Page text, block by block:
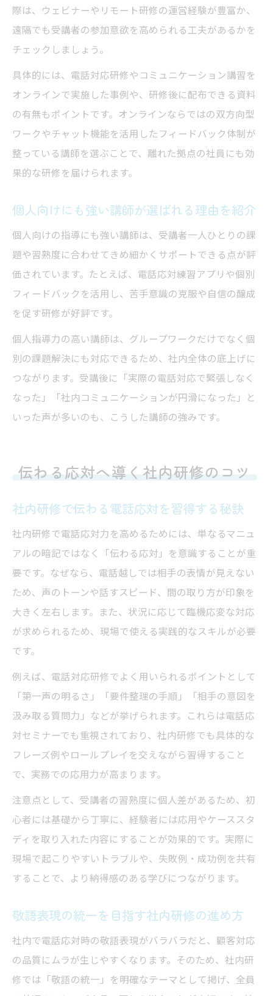
際は、ウェビナーやリモート研修の運営経験が豊富か、
遠隔でも受講者の参加意欲を高められる工夫があるかを
チェックしましょう。
具体的には、電話対応研修やコミュニケーション講習を
オンラインで実施した事例や、研修後に配布できる資料
の有無もポイントです。オンラインならではの双方向型
ワークやチャット機能を活用したフィードバック体制が
整っている講師を選ぶことで、離れた拠点の社員にも効
果的な研修を届けられます。
個人向けにも強い講師が選ばれる理由を紹介
個人向けの指導にも強い講師は、受講者一人ひとりの課
題や習熟度に合わせてきめ細かくサポートできる点が評
価されています。たとえば、電話応対練習アプリや個別
フィードバックを活用し、苦手意識の克服や自信の醸成
を促す研修が好評です。
個人指導力の高い講師は、グループワークだけでなく個
別の課題解決にも対応できるため、社内全体の底上げに
つながります。受講後に「実際の電話対応で緊張しなく
なった」「社内コミュニケーションが円滑になった」と
いった声が多いのも、こうした講師の強みです。
伝わる応対へ導く社内研修のコツ
社内研修で伝わる電話応対を習得する秘訣
社内研修で電話応対力を高めるためには、単なるマニュ
アルの暗記ではなく「伝わる応対」を意識することが重
要です。なぜなら、電話越しでは相手の表情が見えない
ため、声のトーンや話すスピード、間の取り方が印象を
大きく左右します。また、状況に応じて臨機応変な対応
が求められるため、現場で使える実践的なスキルが必要
です。
例えば、電話対応研修でよく用いられるポイントとして
「第一声の明るさ」「要件整理の手順」「相手の意図を
汲み取る質問力」などが挙げられます。これらは電話応
対セミナーでも重視されており、社内研修でも具体的な
フレーズ例やロールプレイを交えながら習得すること
で、実務での応用力が高まります。
注意点として、受講者の習熟度に個人差があるため、初
心者には基礎から丁寧に、経験者には応用やケーススタ
ディを取り入れた内容にすることが効果的です。実際に
現場で起こりやすいトラブルや、失敗例・成功例を共有
することで、より納得感のある学びにつながります。
敬語表現の統一を目指す社内研修の進め方
社内で電話応対時の敬語表現がバラバラだと、顧客対応
の品質にムラが生じやすくなります。そのため、社内研
修では「敬語の統一」を明確なテーマとして掲げ、全員